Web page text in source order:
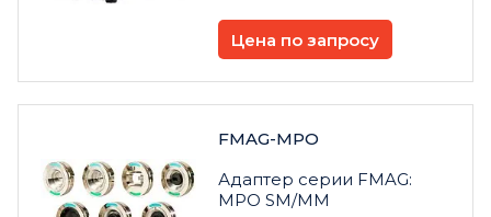
Цена по запросу
FMAG-MPO
Адаптер серии FMAG:
MPO SM/MM